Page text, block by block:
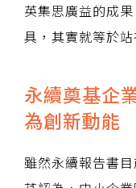
英集思廣益的成
具，其實就等於
永續奠基企
為創新動能
雖然永續報告書